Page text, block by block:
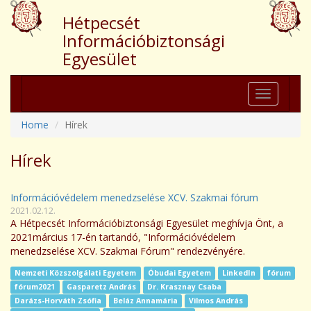
Hétpecsét
Információbiztonsági
Egyesület
Toggle
navigation
Home
Hírek
Hírek
Információvédelem menedzselése XCV. Szakmai fórum
2021.02.12.
A Hétpecsét Információbiztonsági Egyesület meghívja Önt, a
2021március 17-én tartandó, "Információvédelem
menedzselése XCV. Szakmai Fórum" rendezvényére.
Nemzeti Közszolgálati Egyetem Óbudai Egyetem LinkedIn
fórum
fórum2021
Gasparetz András
Dr. Krasznay Csaba
Darázs-Horváth Zsófia
Beláz Annamária
Vilmos András